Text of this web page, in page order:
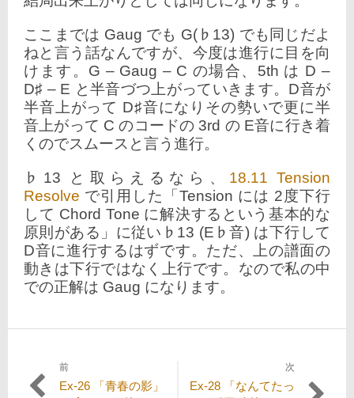
ここまでは Gaug でも G(♭13) でも同じだよ
ねと言う話なんですが、今度は進行に目を向
けます。G – Gaug – C の場合、5th は D –
D♯ – E と半音づつ上がっていきます。D音が
半音上がって D♯音になりその勢いで更に半
音上がって C のコードの 3rd の E音に行き着
くのでスムースと言う進行。
♭13 と取らえるなら、 18.11 Tension
Resolve で引用した「Tension には 2度下行
して Chord Tone に解決するという基本的な
原則がある」に従い♭13 (E♭音) は下行して
D音に進行するはずです。ただ、上の譜面の
動きは下行ではなく上行です。なので私の中
での正解は Gaug になります。
投
前
過
Ex-26 「青春の影」
次
次
Ex-28 「なんてたっ